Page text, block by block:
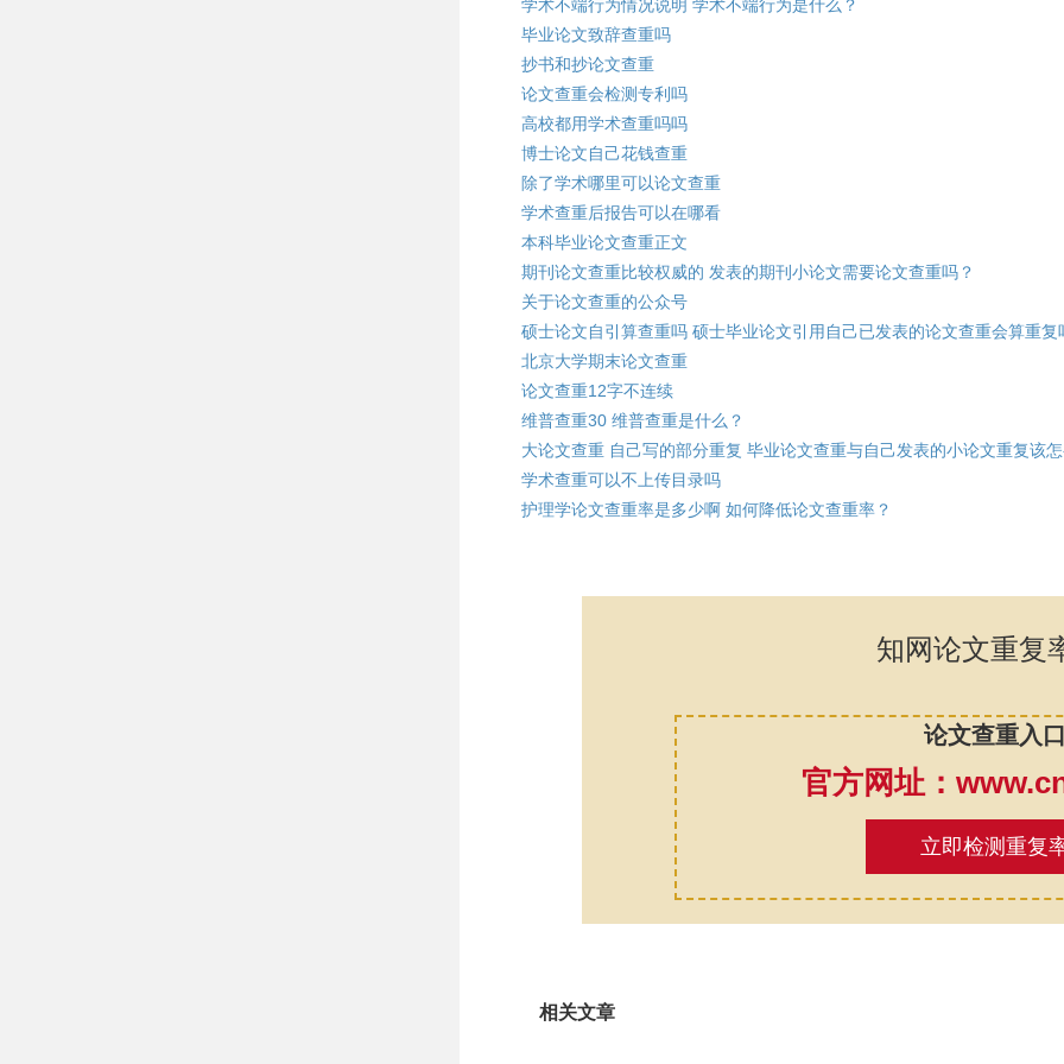
学术不端行为情况说明 学术不端行为是什么？
毕业论文致辞查重吗
抄书和抄论文查重
论文查重会检测专利吗
高校都用学术查重吗吗
博士论文自己花钱查重
除了学术哪里可以论文查重
学术查重后报告可以在哪看
本科毕业论文查重正文
期刊论文查重比较权威的 发表的期刊小论文需要论文查重吗？
关于论文查重的公众号
硕士论文自引算查重吗 硕士毕业论文引用自己已发表的论文查重会算重复
北京大学期末论文查重
论文查重12字不连续
维普查重30 维普查重是什么？
大论文查重 自己写的部分重复 毕业论文查重与自己发表的小论文重复该怎
学术查重可以不上传目录吗
护理学论文查重率是多少啊 如何降低论文查重率？
知网论文重复
论文查重入口
官方网址：
立即检测重复
相关文章